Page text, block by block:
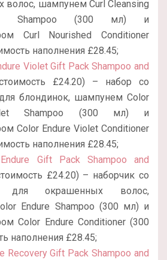
волос, шампунем Curl Cleansing
Shampoo (300 мл) и
Curl Nourished Conditioner
наполнения £28.45;
Violet Gift Pack Shampoo and
£24.20) – набор со
блондинок, шампунем Color
Shampoo (300 мл) и
Color Endure Violet Conditioner
наполнения £28.45;
Gift Pack Shampoo and
£24.20) – наборчик со
для окрашенных волос,
Endure Shampoo (300 мл) и
Color Endure Conditioner (300
наполнения £28.45;
Recovery Gift Pack Shampoo and